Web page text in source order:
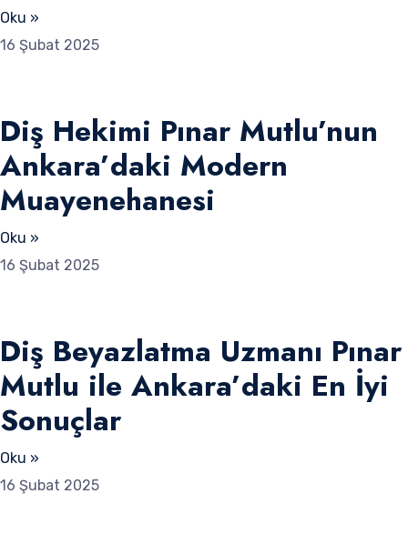
Oku »
16 Şubat 2025
Diş Hekimi Pınar Mutlu’nun
Ankara’daki Modern
Muayenehanesi
Oku »
16 Şubat 2025
Diş Beyazlatma Uzmanı Pınar
Mutlu ile Ankara’daki En İyi
Sonuçlar
Oku »
16 Şubat 2025